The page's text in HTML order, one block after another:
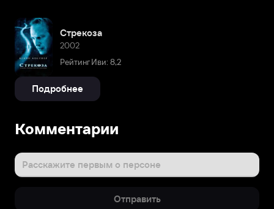
Стрекоза
2002
Рейтинг Иви: 8,2
Подробнее
Комментарии
Расскажите первым о персоне
Отправить